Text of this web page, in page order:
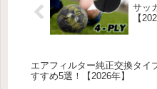
サッ
【
エアフィルター純正交換タイ
すすめ5選！【2026年】